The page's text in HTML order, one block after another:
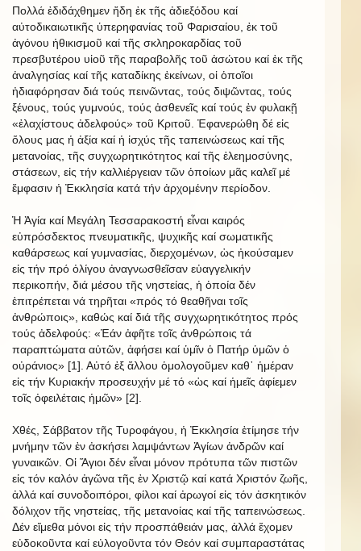
Πολλά ἐδιδάχθημεν ἤδη ἐκ τῆς ἀδιεξόδου καί
αὐτοδικαιωτικῆς ὑπερηφανίας τοῦ Φαρισαίου, ἐκ τοῦ
ἀγόνου ἠθικισμοῦ καί τῆς σκληροκαρδίας τοῦ
πρεσβυτέρου υἱοῦ τῆς παραβολῆς τοῦ ἀσώτου καί ἐκ τῆς
ἀναλγησίας καί τῆς καταδίκης ἐκείνων, οἱ ὁποῖοι
ἠδιαφόρησαν διά τούς πεινῶντας, τούς διψῶντας, τούς
ξένους, τούς γυμνούς, τούς ἀσθενεῖς καί τούς ἐν φυλακῇ
«ἐλαχίστους ἀδελφούς» τοῦ Κριτοῦ. Ἐφανερώθη δέ εἰς
ὅλους μας ἡ ἀξία καί ἡ ἰσχύς τῆς ταπεινώσεως καί τῆς
μετανοίας, τῆς συγχωρητικότητος καί τῆς ἐλεημοσύνης,
στάσεων, εἰς τήν καλλιέργειαν τῶν ὁποίων μᾶς καλεῖ μέ
ἔμφασιν ἡ Ἐκκλησία κατά τήν ἀρχομένην περίοδον.
Ἡ Ἁγία καί Μεγάλη Τεσσαρακοστή εἶναι καιρός
εὐπρόσδεκτος πνευματικῆς, ψυχικῆς καί σωματικῆς
καθάρσεως καί γυμνασίας, διερχομένων, ὡς ἠκούσαμεν
εἰς τήν πρό ὀλίγου ἀναγνωσθεῖσαν εὐαγγελικήν
περικοπήν, διά μέσου τῆς νηστείας, ἡ ὁποία δέν
ἐπιτρέπεται νά τηρῆται «πρός τό θεαθῆναι τοῖς
ἀνθρώποις», καθώς καί διά τῆς συγχωρητικότητος πρός
τούς ἀδελφούς: «Ἐάν ἀφῆτε τοῖς ἀνθρώποις τά
παραπτώματα αὐτῶν, ἀφήσει καί ὑμῖν ὁ Πατήρ ὑμῶν ὁ
οὐράνιος» [1]. Αὐτό ἐξ ἄλλου ὁμολογοῦμεν καθ᾿ ἡμέραν
εἰς τήν Κυριακήν προσευχήν μέ τό «ὡς καί ἡμεῖς ἀφίεμεν
τοῖς ὀφειλέταις ἡμῶν» [2].
Χθές, Σάββατον τῆς Τυροφάγου, ἡ Ἐκκλησία ἐτίμησε τήν
μνήμην τῶν ἐν ἀσκήσει λαμψάντων Ἁγίων ἀνδρῶν καί
γυναικῶν. Οἱ Ἅγιοι δέν εἶναι μόνον πρότυπα τῶν πιστῶν
εἰς τόν καλόν ἀγῶνα τῆς ἐν Χριστῷ καί κατά Χριστόν ζωῆς,
ἀλλά καί συνοδοιπόροι, φίλοι καί ἀρωγοί εἰς τόν ἀσκητικόν
δόλιχον τῆς νηστείας, τῆς μετανοίας καί τῆς ταπεινώσεως.
Δέν εἴμεθα μόνοι εἰς τήν προσπάθειάν μας, ἀλλά ἔχομεν
εὐδοκοῦντα καί εὐλογοῦντα τόν Θεόν καί συμπαραστάτας